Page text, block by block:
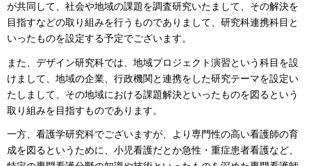
が共同して、社会や地域の課題を調査研究いたまして、その解決を
目指すなどの取り組みを行うものでありまして、研究科連携科目と
いったものを設定する予定でございます。
また、デザイン研究科では、地域プロジェクト演習という科目を設
けまして、地域の企業、行政機関と連携をした研究テーマを設定い
たしまして、その地域における課題解決といったものを図るという
取り組みを目指すものであります。
一方、看護学研究科でございますが、より専門性の高い看護師の育
成を図るというために、小児看護だとか急性・重症患者看護など、